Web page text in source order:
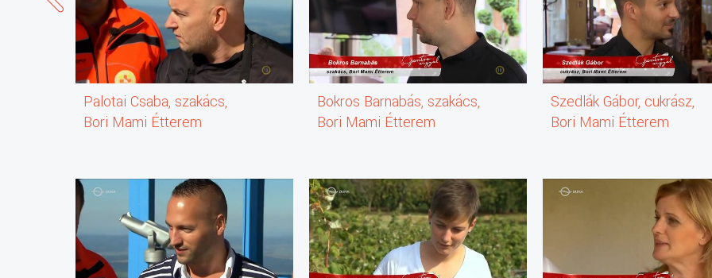
Palotai Csaba, szakács,
Bori Mami Étterem
Bokros Barnabás, szakács,
Bori Mami Étterem
Szedlák Gábor, cukrász,
Bori Mami Étterem